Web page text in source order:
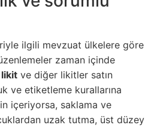
ilgili mevzuat ülkelere göre
zaman içinde
ve diğer likitler satın
ve etiketleme kurallarına
içeriyorsa, saklama ve
uzak tutma, üst düzey